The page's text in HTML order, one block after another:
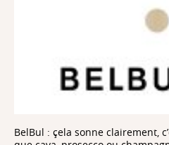
BelBul : çela sonne clairement,